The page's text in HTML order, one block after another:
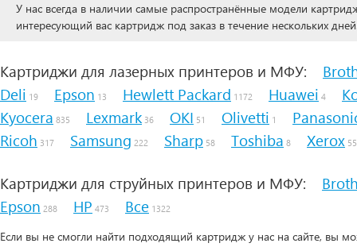
У нас всегда в наличии самые распространённые модели
интересующий вас картридж под заказ в течение нескольких
Картриджи для лазерных принтеров и МФУ:
Deli 19 Epson 13 Hewlett Packard 1172 Huawei 4
Kyocera 835 Lexmark 36 OKI 51 Olivetti 1
Ricoh 317 Samsung 222 Sharp 58 Toshiba 8 Xerox
Картриджи для струйных принтеров и МФУ:
Epson 288 HP 473 Все 1322
Если вы не смогли найти подходящий картридж у нас на сайте, вы